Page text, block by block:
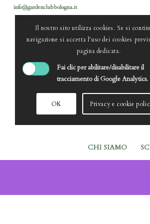
info@gardenclubbologna.it
CHI SIAMO
Il nostro sito utilizza cookies. Se si
navigazione si accetta l'uso dei cookies
pagina dedicata.
Fai clic per abilitare/disabilitare il
tracciamento di Google Analytics.
OK Privacy e cookie